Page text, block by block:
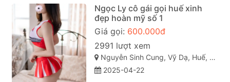
Ngọc Ly cô gái gọi huế xinh
đẹp hoàn mỹ số 1
Giá gọi: 600.000đ
2991 lượt xem
Nguyễn Sinh Cung, Vỹ Dạ, Huế, Thừa Thiên Huế
2025-04-22